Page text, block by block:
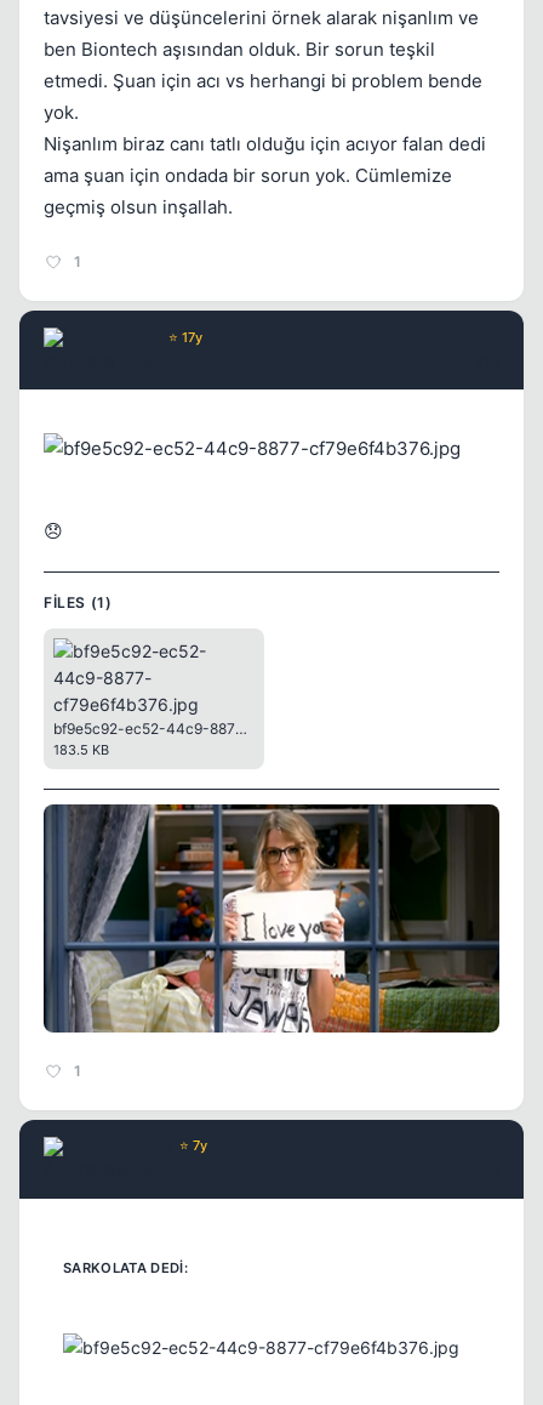
tavsiyesi ve düşüncelerini örnek alarak nişanlım ve
ben Biontech aşısından olduk. Bir sorun teşkil
etmedi. Şuan için acı vs herhangi bi problem bende
yok.
Nişanlım biraz canı tatlı olduğu için acıyor falan dedi
ama şuan için ondada bir sorun yok. Cümlemize
geçmiş olsun inşallah.
1
⭐ 17y
😞
FILES (1)
bf9e5c92-ec52-44c9-8877-cf79e6f4b376.jpg
183.5 KB
1
⭐ 7y